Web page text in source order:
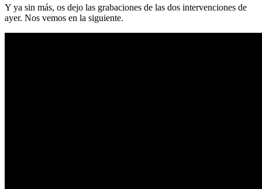
Y ya sin más, os dejo las grabaciones de las dos intervenciones de
ayer. Nos vemos en la siguiente.